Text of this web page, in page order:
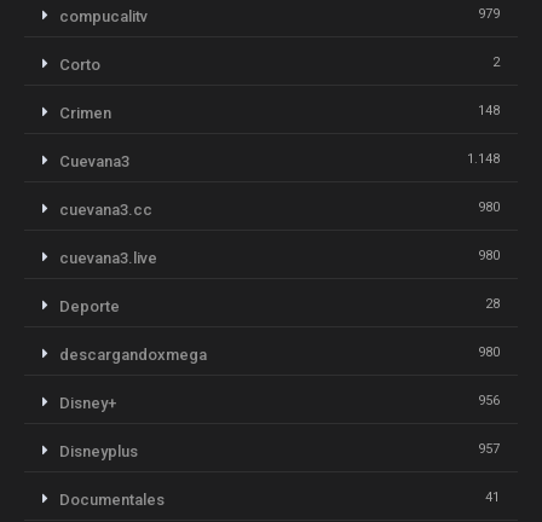
compucalitv 979
Corto 2
Crimen 148
Cuevana3 1.148
cuevana3.cc 980
cuevana3.live 980
Deporte 28
descargandoxmega 980
Disney+ 956
Disneyplus 957
Documentales 41